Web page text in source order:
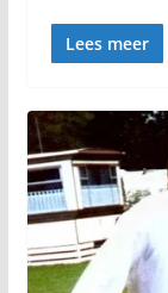
Lees meer